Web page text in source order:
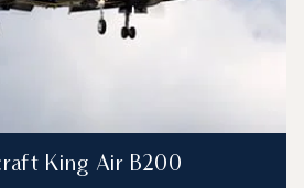
King Air B200